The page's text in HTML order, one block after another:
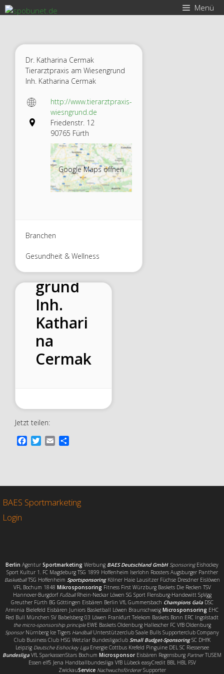
Zum
Inhalt
Menü
Dr. Katharina Cermak
Tierarztpraxis am Wiesengrund
Inh. Katharina Cermak
http://www.tierarztpraxis-
wiesngrund.de
Friedenstr. 12
90765 Fürth
Google Maps öffnen
Branchen
Gesundheit & Wellness
Dr.
Kathari
na
Cermak
tpraxis
am
Wiesen
grund
Inh.
Kathari
na
Cermak
Jetzt teilen:
o
k
r
BAES Sportmarketing
Login
Berlin Agentur Sportmarketing Werbung BAES Deutschland GmbH SponsoringEishockey
Sport Kultur 1. FC Magdeburg TSG 1899 Hoffenheim Iserlohn Roosters Augsburger Panther
BasketballTSG Hoffenheim SportsponsoringKölner Haie Lausitzer Füchse Dresdner Eislöwen
VFL Bochum 1848 Mikrosponsoring Fitness First Würzburg Baskets Die Recken TSV
Hannover-Burgdorf FußballRhein-Neckar Löwen SG Sport Flensburg-Handewitt SpVgg
Greuther Fürth BG Göttingen Eisbären Berlin VfL Gummersbach Champions GalaDSC
Arminia Bielefeld Eisbären Juniors Basketball Löwen Braunschweig Microsponsoring EHC
Red Bull München SV Babelsberg 03 Löwen Frankfurt Telekom Baskets Bonn ERC Ingolstadt
the micro-sponsorship principleEWE Baskets Oldenburg Hallescher FC VfB Oldenburg
SponsorNürnberg Ice Tigers HandballUnterstützerclub Saale Bulls Supporterclub Company
Club Business Club HSG Wetzlar Bundesligaclub Small Budget-SponsoringSC DHfK
Leipzig Deutsche Eishockey LigaEnergie Cottbus Krefeld Pinguine DEL SC Riessersee
Bundesliga VfL SparkassenStars Bochum MicrosponsorEisbären Regensburg PartnerTUSEM
Essen elf5 Jena Handballbundesliga VfB Lübeck easyCredit BBL HBL FSV
ZwickauService NachwuchsfördererSupporter